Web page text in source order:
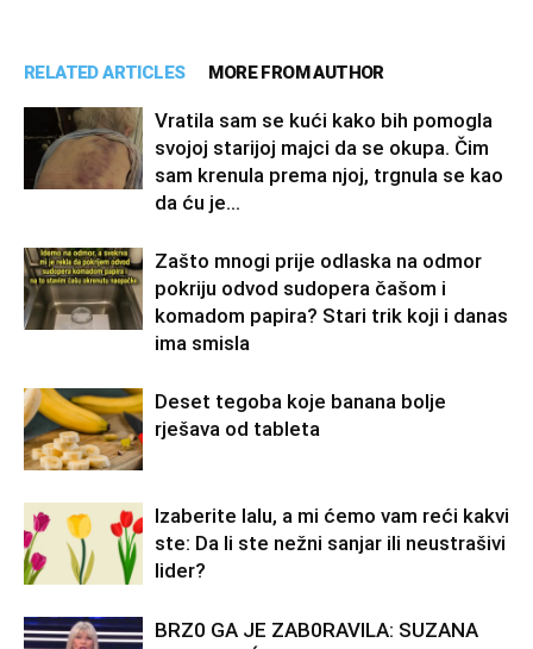
RELATED ARTICLES MORE FROM AUTHOR
Vratila sam se kući kako bih pomogla
svojoj starijoj majci da se okupa. Čim
sam krenula prema njoj, trgnula se kao
da ću je...
Zašto mnogi prije odlaska na odmor
pokriju odvod sudopera čašom i
komadom papira? Stari trik koji i danas
ima smisla
Deset tegoba koje banana bolje
rješava od tableta
Izaberite lalu, a mi ćemo vam reći kakvi
ste: Da li ste nežni sanjar ili neustrašivi
lider?
BRZ0 GA JE ZAB0RAVlLA: SUZANA